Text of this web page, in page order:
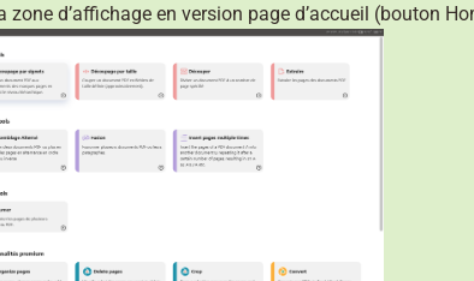
zone d’affichage en version page d’accueil (bouton